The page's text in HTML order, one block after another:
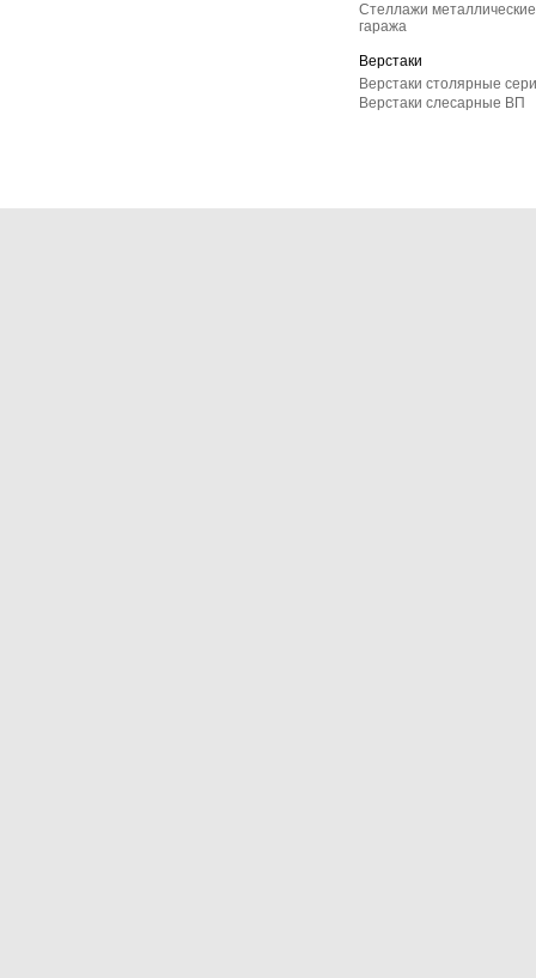
Стеллажи
гаража
Верстаки
Верстаки столярные
Верстаки слесарные ВП